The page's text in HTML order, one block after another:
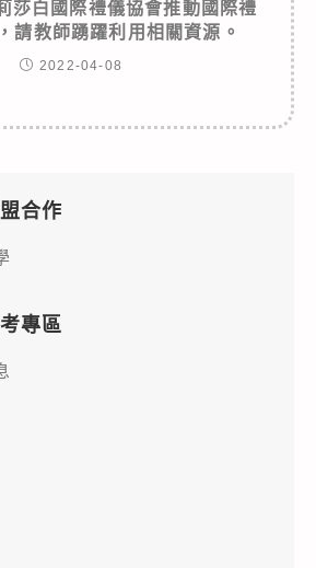
莎白國際禮儀協會推動國際禮
請教師踴躍利用相關資源。
2022-04-08
合作
專區